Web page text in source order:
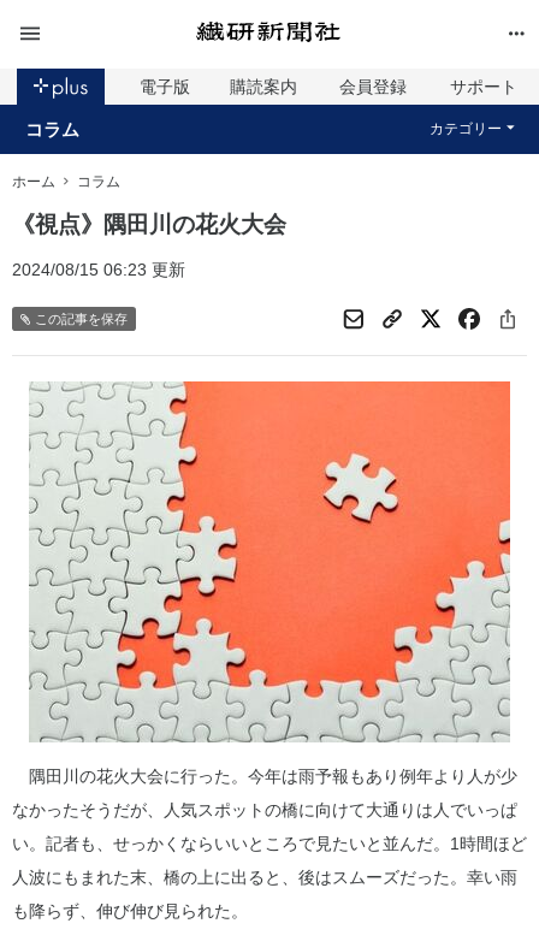
電子版 購読案内 会員登録 サポート
コラム カテゴリー
ホーム コラム
《視点》隅田川の花火大会
2024/08/15 06:23 更新
この記事を保存
隅田川の花火大会に行った。今年は雨予報もあり例年より人が少
なかったそうだが、人気スポットの橋に向けて大通りは人でいっぱ
い。記者も、せっかくならいいところで見たいと並んだ。1時間ほど
人波にもまれた末、橋の上に出ると、後はスムーズだった。幸い雨
も降らず、伸び伸び見られた。